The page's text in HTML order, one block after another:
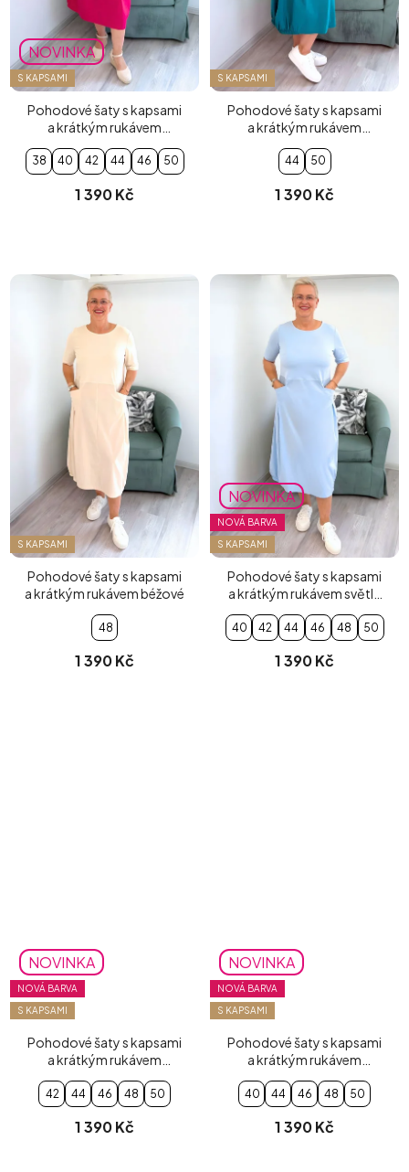
NOVINKA
S KAPSAMI
Pohodové šaty s kapsami
a krátkým rukávem
fuchsiové
38 40 42 44 46 50
1 390 Kč
S KAPSAMI
Pohodové šaty s kapsami
a krátkým rukávem
tyrkysové
44 50
1 390 Kč
S KAPSAMI
Pohodové šaty s kapsami
a krátkým rukávem béžové
48
1 390 Kč
NOVINKA
NOVÁ BARVA
S KAPSAMI
Pohodové šaty s kapsami
a krátkým rukávem světle
modré
40 42 44 46 48 50
1 390 Kč
NOVINKA
NOVÁ BARVA
S KAPSAMI
Pohodové šaty s kapsami
a krátkým rukávem
červené
42 44 46 48 50
1 390 Kč
NOVINKA
NOVÁ BARVA
S KAPSAMI
Pohodové šaty s kapsami
a krátkým rukávem
pudrově růžové
40 44 46 48 50
1 390 Kč